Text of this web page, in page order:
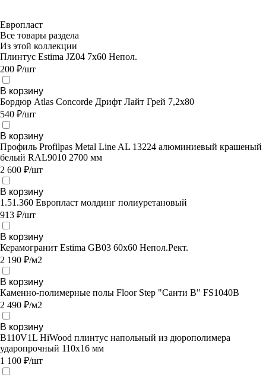
Европласт
Все товары раздела
Из этой коллекции
Плинтус Estima JZ04 7x60 Непол.
200 ₽/шт
В корзину
Бордюр Atlas Concorde Дрифт Лайт Грей 7,2х80
540 ₽/шт
В корзину
Профиль Profilpas Metal Line AL 13224 алюминиевый крашеный
белый RAL9010 2700 мм
2 600 ₽/шт
В корзину
1.51.360 Европласт молдинг полиуретановый
913 ₽/шт
В корзину
Керамогранит Estima GB03 60x60 Непол.Рект.
2 190 ₽/м2
В корзину
Каменно-полимерные полы Floor Step "Санти B" FS1040B
2 490 ₽/м2
В корзину
B110V1L HiWood плинтус напольный из дюрополимера
ударопрочный 110х16 мм
1 100 ₽/шт